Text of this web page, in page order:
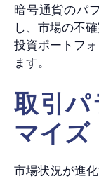
暗号通貨のパ
し、市場の不
投資ポートフ
ます。
取引パ
マイズ
市場状況が進